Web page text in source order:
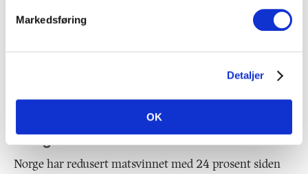
Markedsføring
Detaljer
OK
24 prosent reduksjon i matsvinnet i
Norge
Norge har redusert matsvinnet med 24 prosent siden